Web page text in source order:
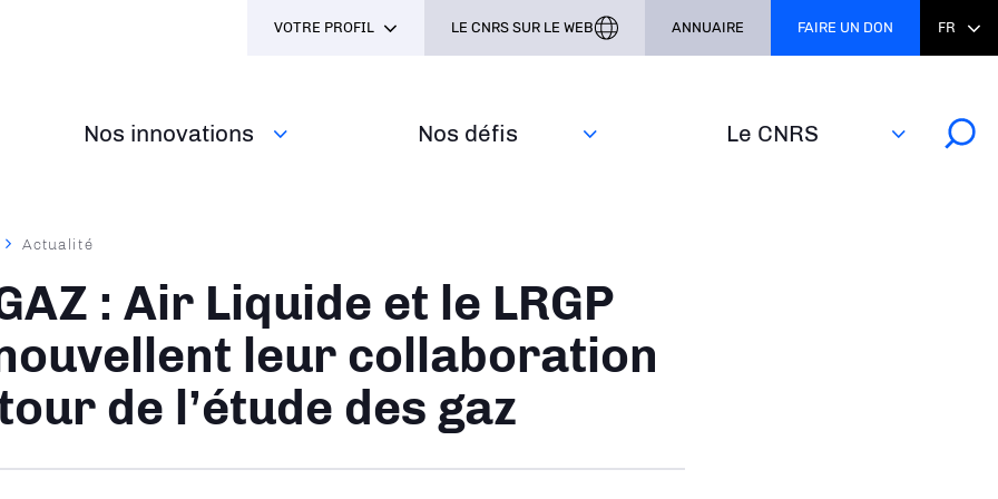
Nos innovations Nos défis‎ Le CNRS
VOTRE PROFIL LE CNRS SUR LE WEB ANNUAIRE FAIRE UN DON FR
Actualité
: Air Liquide et le LRGP
leur collaboration
de l’étude des gaz